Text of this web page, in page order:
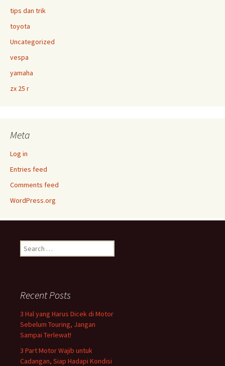
tips dan trik
toyota
Uncategorized
vespa
yamaha
zx 25 r
Meta
Log in
Entries feed
Comments feed
WordPress.org
Search
for:
Recent Posts
3 Hal yang Harus Dicek di Motor
Sebelum Touring, Jangan
Sampai Terlewat!
3 Part Motor Wajib untuk
Cadangan, Siap Hadapi Kondisi